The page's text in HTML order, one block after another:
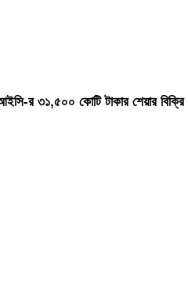
র ৩১,৫০০ কোটি টাকার শেয়ার বিক্রি